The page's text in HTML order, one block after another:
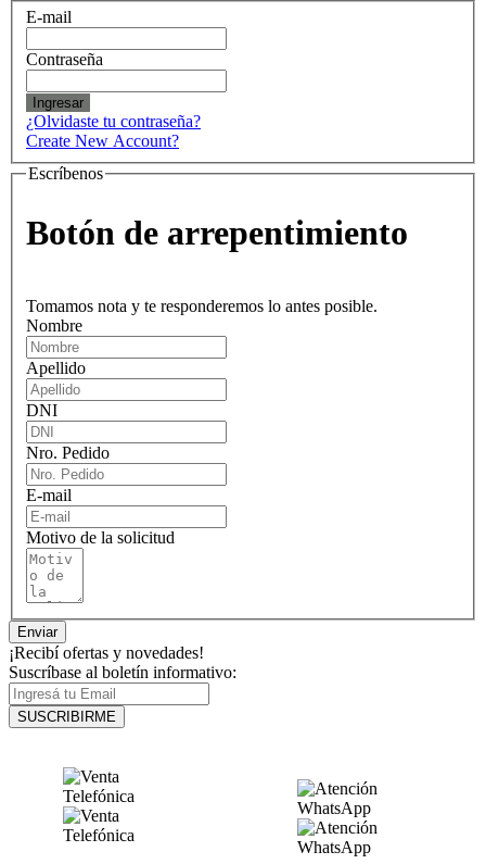
E-mail
Contraseña
Ingresar
¿Olvidaste tu contraseña?
Create New Account?
Botón de arrepentimiento
Escríbenos
Tomamos nota y te responderemos lo antes posible.
Nombre
Apellido
DNI
Nro. Pedido
E-mail
Motivo de la solicitud
Enviar
¡Recibí ofertas y novedades!
Suscríbase al boletín informativo:
SUSCRIBIRME